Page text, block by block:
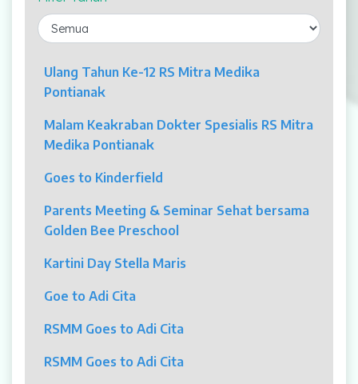
Laparaskopi
OCT
Eye Care
Multi Slice CT-Scan 128 Slices
Mamografi
Klinik Andrologi
Klinik Nyeri
Ulang Tahun Ke-12 RS Mitra Medika
Pontianak
Malam Keakraban Dokter Spesialis RS Mitra
Medika Pontianak
Goes to Kinderfield
Parents Meeting & Seminar Sehat bersama
Golden Bee Preschool
Kartini Day Stella Maris
Goe to Adi Cita
RSMM Goes to Adi Cita
RSMM Goes to Adi Cita